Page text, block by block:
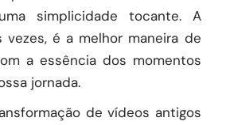
simplicidade tocante. A
vezes, é a melhor maneira de
a essência dos momentos
jornada.
de vídeos antigos